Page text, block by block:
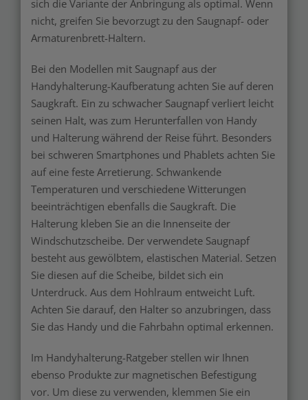
sich die Variante der Anbringung als optimal. Wenn
nicht, greifen Sie bevorzugt zu den Saugnapf- oder
Armaturenbrett-Haltern.
Bei den Modellen mit Saugnapf aus der
Handyhalterung-Kaufberatung achten Sie auf deren
Saugkraft. Ein zu schwacher Saugnapf verliert leicht
seinen Halt, was zum Herunterfallen von Handy
und Halterung während der Reise führt. Besonders
bei schweren Smartphones und Phablets achten Sie
auf eine feste Arretierung. Schwankende
Temperaturen und verschiedene Witterungen
beeinträchtigen ebenfalls die Saugkraft. Die
Halterung kleben Sie an die Innenseite der
Windschutzscheibe. Der verwendete Saugnapf
besteht aus gewölbtem, elastischen Material. Setzen
Sie diesen auf die Scheibe, bildet sich ein
Unterdruck. Aus dem Hohlraum entweicht Luft.
Achten Sie darauf, den Halter so anzubringen, dass
Sie das Handy und die Fahrbahn optimal erkennen.
Im Handyhalterung-Ratgeber stellen wir Ihnen
ebenso Produkte zur magnetischen Befestigung
vor. Um diese zu verwenden, klemmen Sie ein